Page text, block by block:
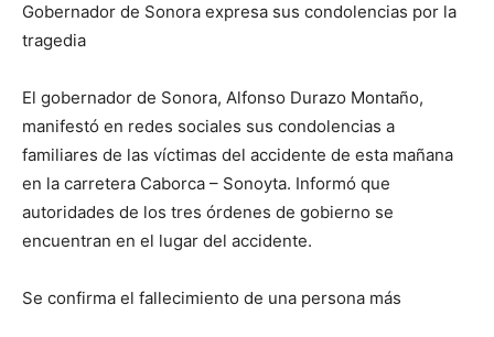
Gobernador de Sonora expresa sus condolencias por la
tragedia
El gobernador de Sonora, Alfonso Durazo Montaño,
manifestó en redes sociales sus condolencias a
familiares de las víctimas del accidente de esta mañana
en la carretera Caborca – Sonoyta. Informó que
autoridades de los tres órdenes de gobierno se
encuentran en el lugar del accidente.
Se confirma el fallecimiento de una persona más